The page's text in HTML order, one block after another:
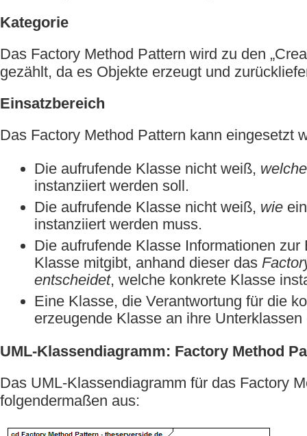
Kategorie
Das Factory Method Pattern wird zu den
gezählt, da es Objekte erzeugt und
Einsatzbereich
Das Factory Method Pattern kann eingesetzt
Die aufrufende Klasse nicht weiß, welche
instanziiert werden soll.
Die aufrufende Klasse nicht weiß, wie
instanziiert werden muss.
Die aufrufende Klasse Informationen zur
Klasse mitgibt, anhand dieser das
entscheidet, welche konkrete Klasse
Eine Klasse, die Verantwortung für die
erzeugende Klasse an ihre
UML-Klassendiagramm: Factory Method
Das UML-Klassendiagramm für das Factory
folgendermaßen aus: